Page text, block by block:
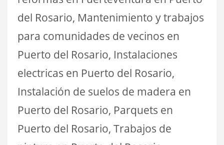
del Rosario, Mantenimiento y trabajos
para comunidades de vecinos en
Puerto del Rosario, Instalaciones
electricas en Puerto del Rosario,
Instalación de suelos de madera en
Puerto del Rosario, Parquets en
Puerto del Rosario, Trabajos de